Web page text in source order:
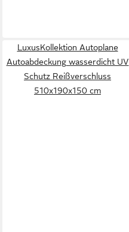
LuxusKollektion Autoplane
Autoabdeckung wasserdicht UV
Schutz Reißverschluss
510x190x150 cm